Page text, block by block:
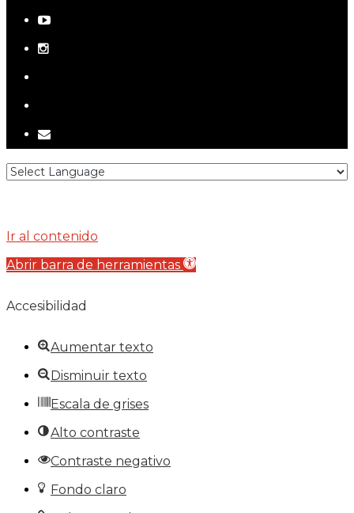
youtube
instagram
email
Ir al contenido
Abrir barra de herramientas
Accesibilidad
Aumentar texto
Disminuir texto
Escala de grises
Alto contraste
Contraste negativo
Fondo claro